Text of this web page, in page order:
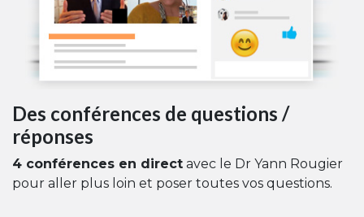
Des conférences de questions /
réponses
4 conférences en direct avec le Dr Yann Rougier
pour aller plus loin et poser toutes vos questions.